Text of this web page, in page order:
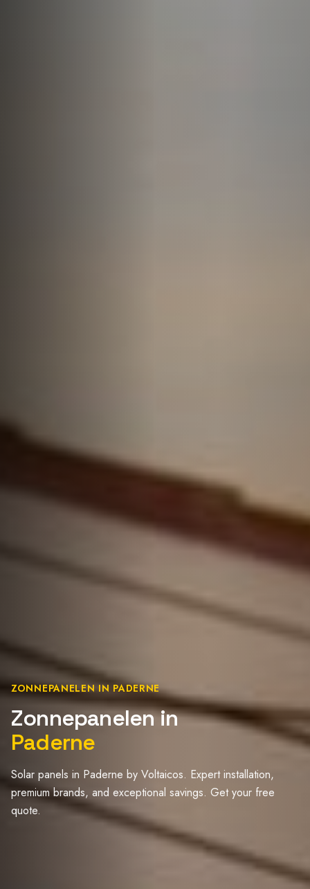
ZONNEPANELEN IN PADERNE
Zonnepanelen in
Paderne
Solar panels in Paderne by Voltaicos. Expert installation,
premium brands, and exceptional savings. Get your free
quote.